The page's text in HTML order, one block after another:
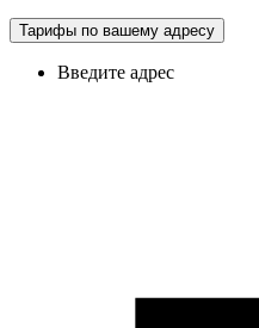
Тарифы по вашему адресу
Введите адрес